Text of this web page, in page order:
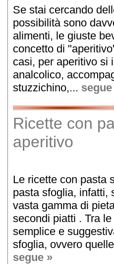
Se stai cercando
possibilità sono
alimenti, le giuste
concetto di
casi, per aperitivo si
analcolico,
stuzzichino,... segue
Ricette con
aperitivo
Le ricette con pasta
pasta sfoglia, infatti,
vasta gamma di
secondi piatti . Tra
semplice e
sfoglia, ovvero
segue »